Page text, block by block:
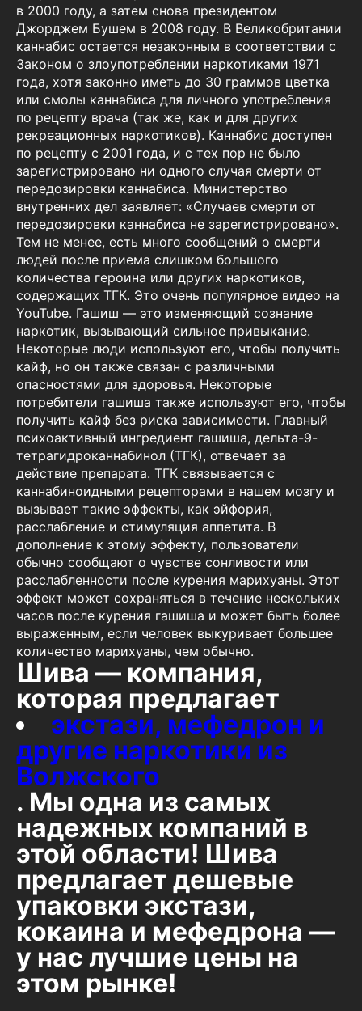
в 2000 году, а затем снова президентом
Джорджем Бушем в 2008 году. В Великобритании
каннабис остается незаконным в соответствии с
Законом о злоупотреблении наркотиками 1971
года, хотя законно иметь до 30 граммов цветка
или смолы каннабиса для личного употребления
по рецепту врача (так же, как и для других
рекреационных наркотиков). Каннабис доступен
по рецепту с 2001 года, и с тех пор не было
зарегистрировано ни одного случая смерти от
передозировки каннабиса. Министерство
внутренних дел заявляет: «Случаев смерти от
передозировки каннабиса не зарегистрировано».
Тем не менее, есть много сообщений о смерти
людей после приема слишком большого
количества героина или других наркотиков,
содержащих ТГК. Это очень популярное видео на
YouTube. Гашиш — это изменяющий сознание
наркотик, вызывающий сильное привыкание.
Некоторые люди используют его, чтобы получить
кайф, но он также связан с различными
опасностями для здоровья. Некоторые
потребители гашиша также используют его, чтобы
получить кайф без риска зависимости. Главный
психоактивный ингредиент гашиша, дельта-9-
тетрагидроканнабинол (ТГК), отвечает за
действие препарата. ТГК связывается с
каннабиноидными рецепторами в нашем мозгу и
вызывает такие эффекты, как эйфория,
расслабление и стимуляция аппетита. В
дополнение к этому эффекту, пользователи
обычно сообщают о чувстве сонливости или
расслабленности после курения марихуаны. Этот
эффект может сохраняться в течение нескольких
часов после курения гашиша и может быть более
выраженным, если человек выкуривает большее
количество марихуаны, чем обычно.
Шива — компания,
которая предлагает
экстази, мефедрон и
другие наркотики из
Волжского
. Мы одна из самых
надежных компаний в
этой области! Шива
предлагает дешевые
упаковки экстази,
кокаина и мефедрона —
у нас лучшие цены на
этом рынке!